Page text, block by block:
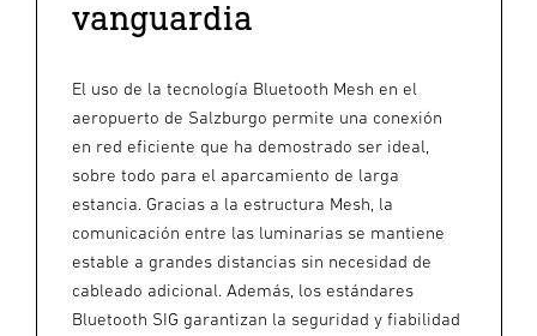
vanguardia
El uso de la tecnología Bluetooth Mesh en el
aeropuerto de Salzburgo permite una conexión
en red eficiente que ha demostrado ser ideal,
sobre todo para el aparcamiento de larga
estancia. Gracias a la estructura Mesh, la
comunicación entre las luminarias se mantiene
estable a grandes distancias sin necesidad de
cableado adicional. Además, los estándares
Bluetooth SIG garantizan la seguridad y fiabilidad